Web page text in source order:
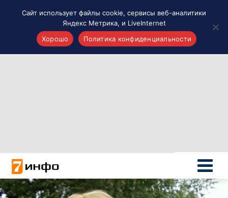
Новости России
Политика
Новости мира
Все материалы 7инфо
Сайт использует файлы cookie, сервисы веб-аналитики
Яндекс Метрика, и LiveInternet
Хорошо
Политика конфиденциальности